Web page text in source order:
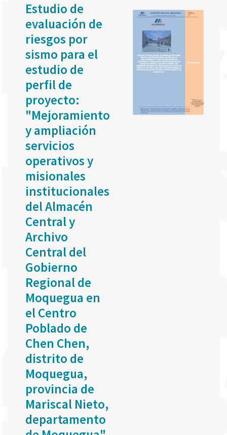
Estudio de
evaluación de
riesgos por
sismo para el
estudio de
perfil de
proyecto:
"Mejoramiento
y ampliación
servicios
operativos y
misionales
institucionales
del Almacén
Central y
Archivo
Central del
Gobierno
Regional de
Moquegua en
el Centro
Poblado de
Chen Chen,
distrito de
Moquegua,
provincia de
Mariscal Nieto,
departamento